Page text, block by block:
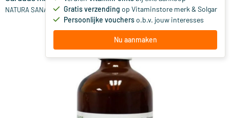
Gratis verzending op Vitaminstore merk & Solgar
Persoonlijke voucherso.b.v. jouw interesses
Nu aanmaken
NATURA SANAT